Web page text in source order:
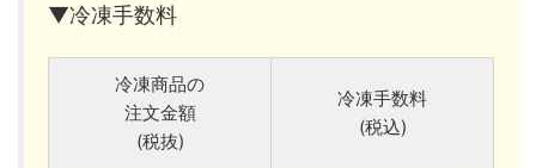
▼冷凍手数料
冷凍商品の
注文金額
(税抜)
冷凍手数料
(税込)